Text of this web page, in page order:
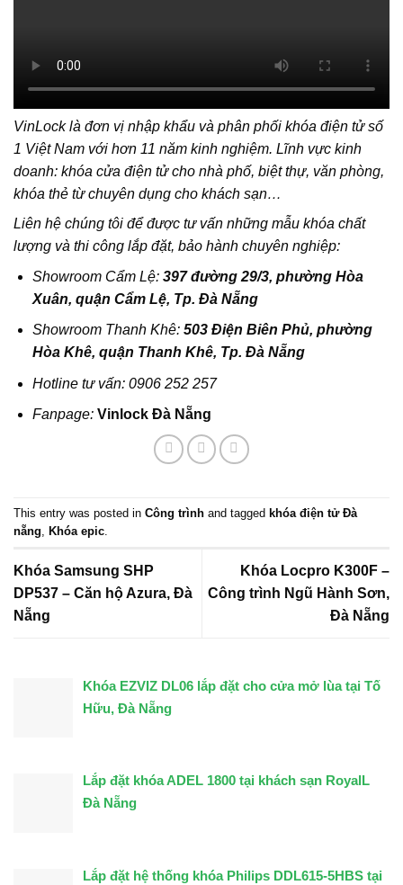
Khóa EZVIZ DL06 lắp đặt cho cửa mở lùa tại Tố
Hữu, Đà Nẵng
Lắp đặt khóa ADEL 1800 tại khách sạn RoyalL
Đà Nẵng
Lắp đặt hệ thống khóa Philips DDL615-5HBS tại
VinLock là đơn vị nhập khẩu và phân phối khóa điện tử số
1 Việt Nam với hơn 11 năm kinh nghiệm. Lĩnh vực kinh
doanh: khóa cửa điện tử cho nhà phố, biệt thự, văn phòng,
khóa thẻ từ chuyên dụng cho khách sạn…
Liên hệ chúng tôi để được tư vấn những mẫu khóa chất
lượng và thi công lắp đặt, bảo hành chuyên nghiệp:
Showroom Cẩm Lệ: 397 đường 29/3, phường Hòa
Xuân, quận Cẩm Lệ, Tp. Đà Nẵng
Showroom Thanh Khê: 503 Điện Biên Phủ, phường
Hòa Khê, quận Thanh Khê, Tp. Đà Nẵng
Hotline tư vấn: 0906 252 257
Fanpage: Vinlock Đà Nẵng
This entry was posted in Công trình and tagged khóa điện tử Đà
nẵng Khóa epic
Khóa Samsung SHP
DP537 – Căn hộ Azura, Đà
Nẵng
Khóa Locpro K300F –
Công trình Ngũ Hành Sơn,
Đà Nẵng